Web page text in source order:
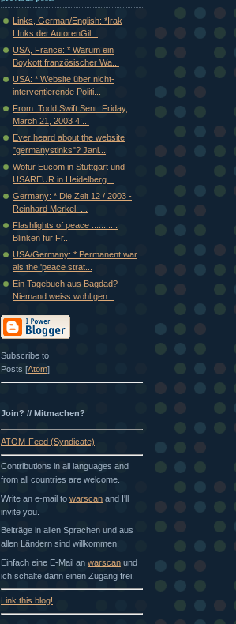
Links, German/English: *Irak
LInks der AutorenGil...
USA, France: * Warum ein
Boykott französischer Wa...
USA: * Website über nicht-
interventierende Politi...
From: Todd Swift Sent: Friday,
March 21, 2003 4:...
Ever heard about the website
"germanystinks"? Jani...
Wofür Eucom in Stuttgart und
USAREUR in Heidelberg...
Germany: * Die Zeit 12 / 2003 -
Reinhard Merkel: ...
Flashlights of peace ..........:
Blinken für Fr...
USA/Germany: * Permanent war
als the 'peace strat...
Ein Tagebuch aus Bagdad?
Niemand weiss wohl gen...
Subscribe to
Posts [Atom]
Join? // Mitmachen?
ATOM-Feed (Syndicate)
Contributions in all languages and
from all countries are welcome.
Write an e-mail to warscan and I'll
invite you.
Beiträge in allen Sprachen und aus
allen Ländern sind willkommen.
Einfach eine E-Mail an warscan und
ich schalte dann einen Zugang frei.
Link this blog!